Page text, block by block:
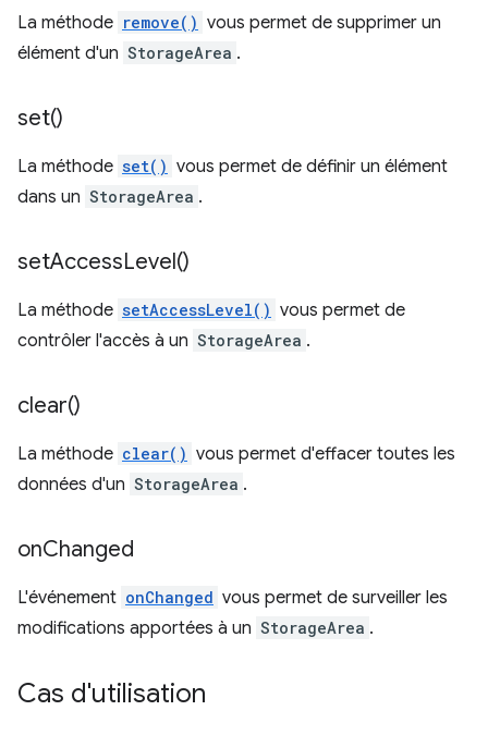
La méthode remove() vous permet de supprimer un
élément d'un StorageArea .
set()
La méthode set() vous permet de définir un élément
dans un StorageArea .
setAccessLevel()
La méthode setAccessLevel() vous permet de
contrôler l'accès à un StorageArea .
clear()
La méthode clear() vous permet d'effacer toutes les
données d'un StorageArea .
onChanged
L'événement onChanged vous permet de surveiller les
modifications apportées à un StorageArea .
Cas d'utilisation